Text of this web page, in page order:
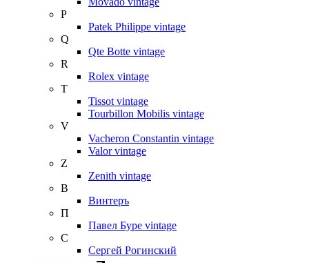
P
Patek Philippe vintage
Q
Qte Botte vintage
R
Rolex vintage
T
Tissot vintage
Tourbillon Mobilis vintage
V
Vacheron Constantin vintage
Valor vintage
Z
Zenith vintage
В
Винтеръ
П
Павел Буре vintage
С
Сергей Рогинский